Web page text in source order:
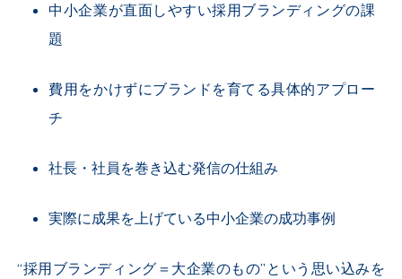
中小企業が直面しやすい採用ブランディングの課
題
費用をかけずにブランドを育てる具体的アプロー
チ
社長・社員を巻き込む発信の仕組み
実際に成果を上げている中小企業の成功事例
“採用ブランディング＝大企業のもの”という思い込みを